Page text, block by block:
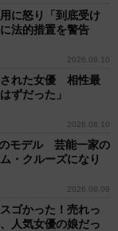
に怒り「到底受け
法的措置を警告
2026.08.10
された女優 相性最
ずだった」
2026.08.10
モデル 芸能一家の
・クルーズになり
2026.08.09
ゴかった！売れっ
人気女優の娘だっ